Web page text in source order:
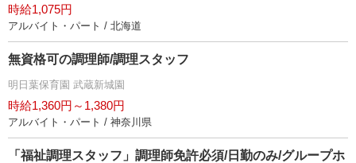
時給1,075円
アルバイト・パート / 北海道
無資格可の調理師/調理スタッフ
明日葉保育園 武蔵新城園
時給1,360円～1,380円
アルバイト・パート / 神奈川県
「福祉調理スタッフ」調理師免許必須/日勤のみ/グループホ